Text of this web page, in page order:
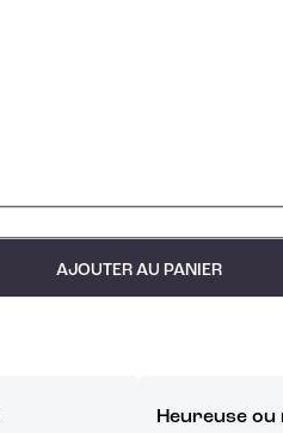
AJOUTER AU PANIER
Heureuse